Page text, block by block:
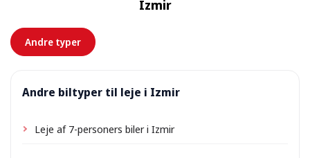
Izmir
Andre typer
Andre biltyper til leje i Izmir
Leje af 7-personers biler i Izmir